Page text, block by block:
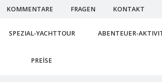
KOMMENTARE FRAGEN KONTAKT
SPEZIAL-YACHTTOUR ABENTEUER-
PREİSE